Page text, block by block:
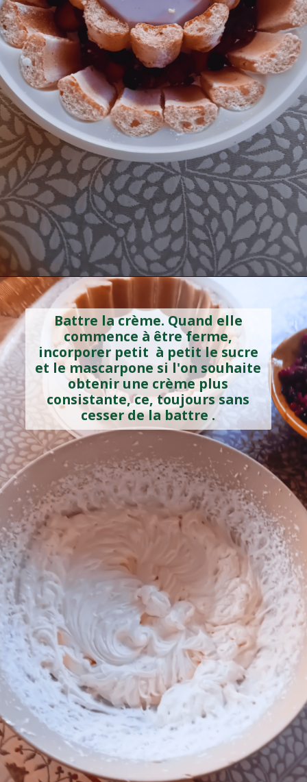
Battre la crème. Quand elle
commence à être ferme,
incorporer petit à petit le sucre
et le mascarpone si l'on souhaite
obtenir une crème plus
consistante, ce, toujours sans
cesser de la battre .